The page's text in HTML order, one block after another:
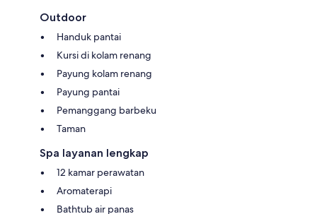
Outdoor
Handuk pantai
Kursi di kolam renang
Payung kolam renang
Payung pantai
Pemanggang barbeku
Taman
Spa layanan lengkap
12 kamar perawatan
Aromaterapi
Bathtub air panas